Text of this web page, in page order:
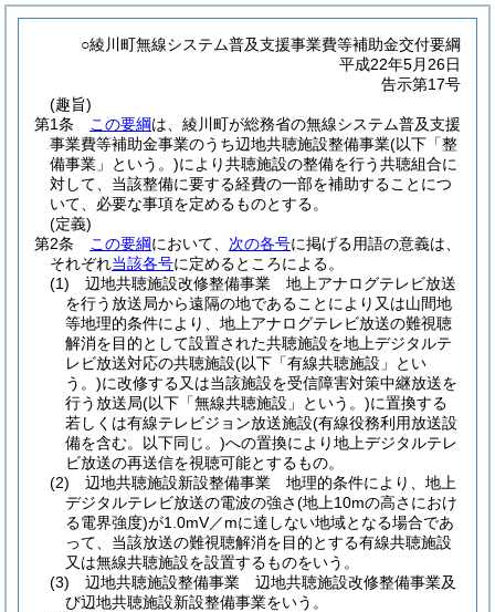
○綾川町無線システム普及支援事業費等補助金交付要綱
平成22年5月26日
告示第17号
(趣旨)
第1条
この要綱は、綾川町が総務省の無線システム普及支援
事業費等補助金事業のうち辺地共聴施設整備事業(以下「整
備事業」という。)により共聴施設の整備を行う共聴組合に
対して、当該整備に要する経費の一部を補助することにつ
いて、必要な事項を定めるものとする。
(定義)
第2条
この要綱において、 次の各号に掲げる用語の意義は、
それぞれ当該各号に定めるところによる。
(1)
辺地共聴施設改修整備事業 地上アナログテレビ放送
を行う放送局から遠隔の地であることにより又は山間地
等地理的条件により、地上アナログテレビ放送の難視聴
解消を目的として設置された共聴施設を地上デジタルテ
レビ放送対応の共聴施設(以下「有線共聴施設」とい
う。)に改修する又は当該施設を受信障害対策中継放送を
行う放送局(以下「無線共聴施設」という。)に置換する
若しくは有線テレビジョン放送施設(有線役務利用放送設
備を含む。以下同じ。)への置換により地上デジタルテレ
ビ放送の再送信を視聴可能とするもの。
(2)
辺地共聴施設新設整備事業 地理的条件により、地上
デジタルテレビ放送の電波の強さ(地上10mの高さにおけ
る電界強度)が1.0mV／mに達しない地域となる場合であ
って、当該放送の難視聴解消を目的とする有線共聴施設
又は無線共聴施設を設置するものをいう。
(3)
辺地共聴施設整備事業 辺地共聴施設改修整備事業及
び辺地共聴施設新設整備事業をいう。